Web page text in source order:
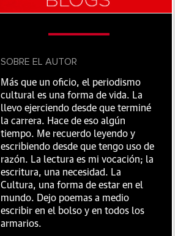
SOBRE EL AUTOR
Más que un oficio, el periodismo
cultural es una forma de vida. La
llevo ejerciendo desde que terminé
la carrera. Hace de eso algún
tiempo. Me recuerdo leyendo y
escribiendo desde que tengo uso de
razón. La lectura es mi vocación; la
escritura, una necesidad. La
Cultura, una forma de estar en el
mundo. Dejo poemas a medio
escribir en el bolso y en todos los
armarios.